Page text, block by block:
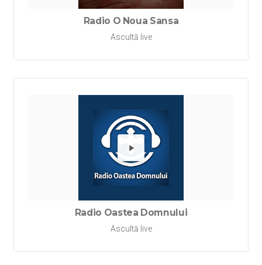
Radio O Noua Sansa
Ascultă live
Redă
Radio Oastea Domnului
Ascultă live